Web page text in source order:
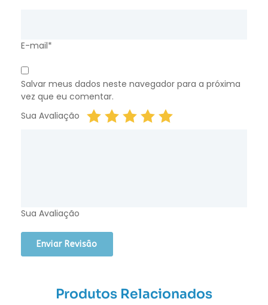
E-mail*
Salvar meus dados neste navegador para a próxima
vez que eu comentar.
Sua Avaliação
Sua Avaliação
Produtos Relacionados